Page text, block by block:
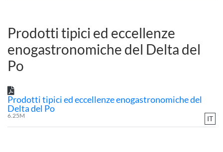
Prodotti tipici ed eccellenze
enogastronomiche del Delta del
Po
Prodotti tipici ed eccellenze enogastronomiche del
Delta del Po
6.25M IT